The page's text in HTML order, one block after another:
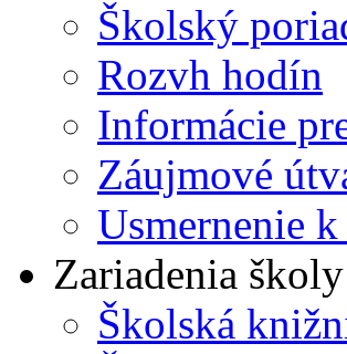
Školský
Rozvh hodín
Informácie
Záujmové
Usmernenie
Zariadenia školy
Školská